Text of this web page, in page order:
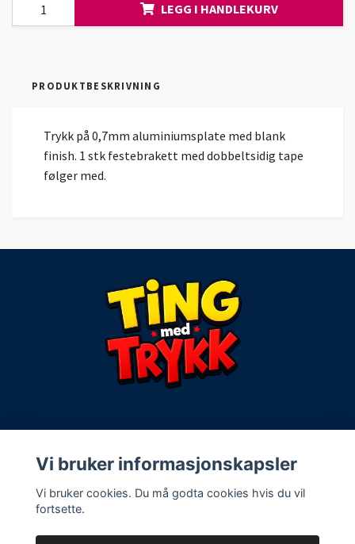
LEGG I HANDLEKURV
PRODUKTBESKRIVNING
Trykk på 0,7mm aluminiumsplate med blank
finish. 1 stk festebrakett med dobbeltsidig tape
følger med.
Kontaktinfo:
Vilkår og spørsmål
Vi bruker informasjonskapsler
Vi bruker cookies. Du må godta cookies hvis du vil
fortsette.